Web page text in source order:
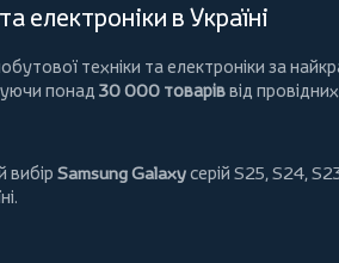
електроніки в Україні
техніки та електроніки за
понад 30 000 товаріввід
вибір Samsung Galaxyсерій S25, S24,